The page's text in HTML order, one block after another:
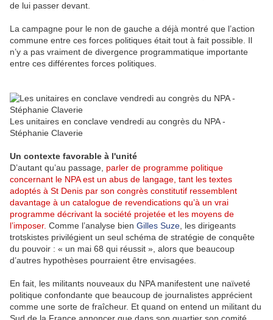
de lui passer devant.
La campagne pour le non de gauche a déjà montré que l’action
commune entre ces forces politiques était tout à fait possible. Il
n’y a pas vraiment de divergence programmatique importante
entre ces différentes forces politiques.
Les unitaires en conclave vendredi au congrès du NPA -
Stéphanie Claverie
Un contexte favorable à l'unité
D’autant qu’au passage, parler de programme politique
concernant le NPA est un abus de langage, tant les textes
adoptés à St Denis par son congrès constitutif ressemblent
davantage à un catalogue de revendications qu’à un vrai
programme décrivant la société projetée et les moyens de
l’imposer. Comme l’analyse bien Gilles Suze , les dirigeants
trotskistes privilégient un seul schéma de stratégie de conquête
du pouvoir : « un mai 68 qui réussit », alors que beaucoup
d’autres hypothèses pourraient être envisagées.
En fait, les militants nouveaux du NPA manifestent une naïveté
politique confondante que beaucoup de journalistes apprécient
comme une sorte de fraîcheur. Et quand on entend un militant du